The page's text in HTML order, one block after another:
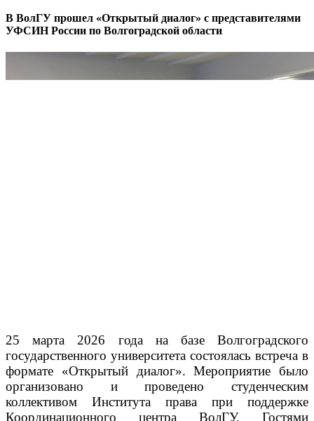
В ВолГУ прошел «Открытый диалог» с представителями
УФСИН России по Волгоградской области
25 марта 2026 года на базе Волгоградского
государственного университета состоялась встреча в
формате «Открытый диалог». Мероприятие было
организовано и проведено студенческим
коллективом Института права при поддержке
Координационного центра ВолГУ. Гостями